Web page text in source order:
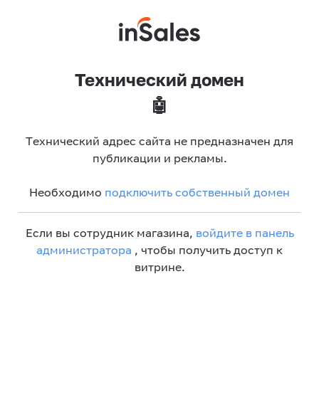
Технический домен
🤖
Технический адрес сайта не предназначен для
публикации и рекламы.
Необходимо подключить собственный домен
Если вы сотрудник магазина, войдите в панель
администратора , чтобы получить доступ к
витрине.